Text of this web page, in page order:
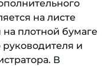
на листе
на плотной бумаге
и
В